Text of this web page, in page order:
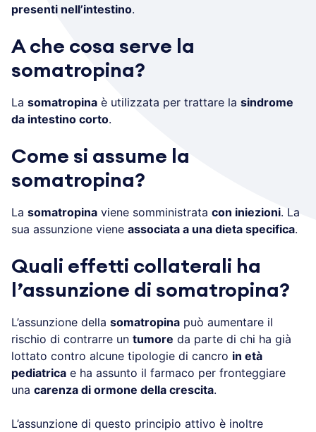
presenti nell’intestino.
A che cosa serve la
somatropina?
La somatropina è utilizzata per trattare la sindrome
da intestino corto.
Come si assume la
somatropina?
La somatropina viene somministrata con iniezioni. La
sua assunzione viene associata a una dieta specifica.
Quali effetti collaterali ha
l’assunzione di somatropina?
L’assunzione della somatropina può aumentare il
rischio di contrarre un tumore da parte di chi ha già
lottato contro alcune tipologie di cancro in età
pediatrica e ha assunto il farmaco per fronteggiare
una carenza di ormone della crescita.
L’assunzione di questo principio attivo è inoltre